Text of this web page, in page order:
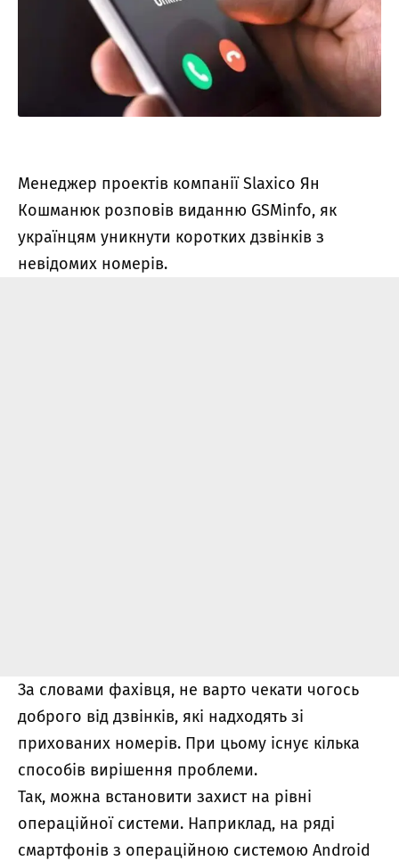
Менеджер проектів компанії Slaxico Ян
Кошманюк розповів виданню GSMinfo, як
українцям уникнути коротких дзвінків з
невідомих номерів.
За словами фахівця, не варто чекати чогось
доброго від дзвінків, які надходять зі
прихованих номерів. При цьому існує кілька
способів вирішення проблеми.
Так, можна встановити захист на рівні
операційної системи. Наприклад, на ряді
смартфонів з операційною системою Android